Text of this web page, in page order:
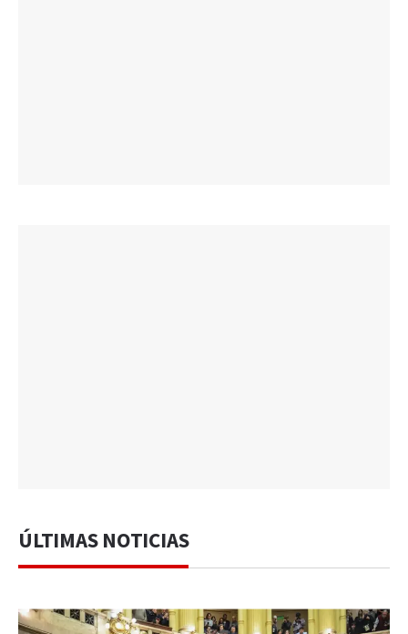
ÚLTIMAS NOTICIAS